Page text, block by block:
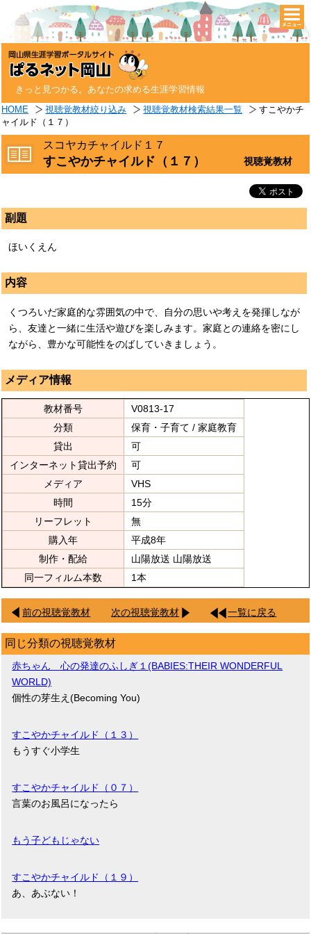
きっと見つかる。あなたの求める生涯学習情報
HOME 視聴覚教材絞り込み 視聴覚教材検索結果一覧
すこやかチ
ャイルド（１７）
スコヤカチャイルド１７
すこやかチャイルド（１７） 視聴覚教材
副題
ほいくえん
内容
くつろいだ家庭的な雰囲気の中で、自分の思いや考えを発揮しなが
ら、友達と一緒に生活や遊びを楽しみます。家庭との連絡を密にし
ながら、豊かな可能性をのばしていきましょう。
メディア情報
教材番号
V0813-17
分類
保育・子育て / 家庭教育
貸出
可
インターネット貸出予約
可
メディア
VHS
時間
15分
リーフレット
無
購入年
平成8年
制作・配給
山陽放送 山陽放送
同一フィルム本数
1本
前の視聴覚教材 次の視聴覚教材 一覧に戻る
同じ分類の視聴覚教材
赤ちゃん 心の発達のふしぎ１(BABIES:THEIR WONDERFUL
WORLD)
個性の芽生え(Becoming You)
すこやかチャイルド（１３）
もうすぐ小学生
すこやかチャイルド（０７）
言葉のお風呂になったら
もう子どもじゃない
すこやかチャイルド（１９）
あ、あぶない！